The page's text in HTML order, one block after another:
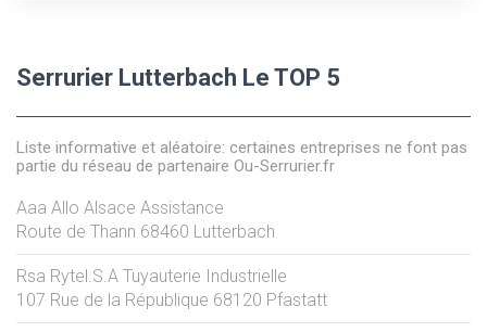
Serrurier Lutterbach Le TOP 5
Liste informative et aléatoire: certaines entreprises ne font pas
partie du réseau de partenaire Ou-Serrurier.fr
Aaa Allo Alsace Assistance
Route de Thann 68460 Lutterbach
Rsa Rytel.S.A Tuyauterie Industrielle
107 Rue de la République 68120 Pfastatt